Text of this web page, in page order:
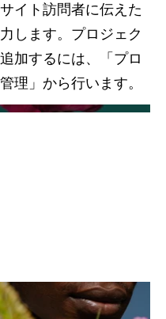
イト訪問者に伝えた
します。プロジェク
加するには、「プロ
理」から行います。